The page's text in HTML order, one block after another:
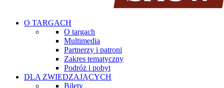
O TARGACH
O targach
Multimedia
Partnerzy i patroni
Zakres tematyczny
Podróż i pobyt
DLA ZWIEDZAJĄCYCH
Bilety